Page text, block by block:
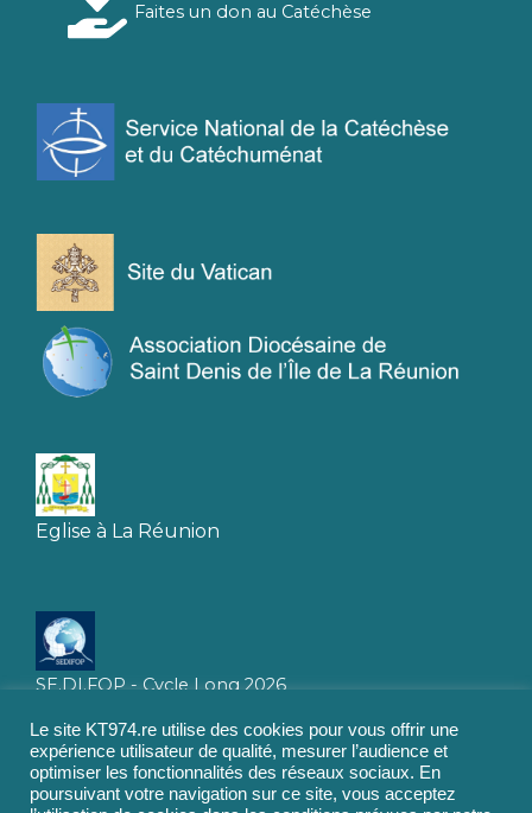
Faites un don au Catéchèse
Eglise à La Réunion
SE.DI.FOP - Cycle Long 2026
Le site KT974.re utilise des cookies pour vous offrir une
expérience utilisateur de qualité, mesurer l’audience et
optimiser les fonctionnalités des réseaux sociaux. En
poursuivant votre navigation sur ce site, vous acceptez